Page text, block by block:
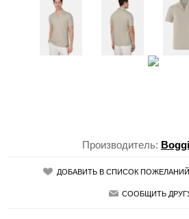
Производитель:
ДОБАВИТЬ В СПИСОК ПОЖЕЛАНИЙ
СООБЩИТЬ